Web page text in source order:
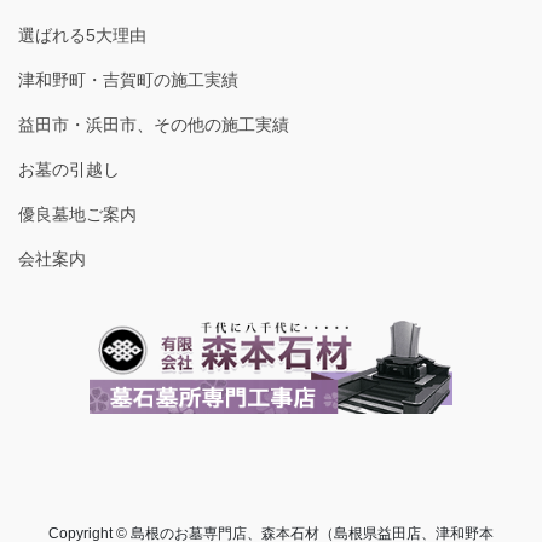
選ばれる5大理由
津和野町・吉賀町の施工実績
益田市・浜田市、その他の施工実績
お墓の引越し
優良墓地ご案内
会社案内
Copyright © 島根のお墓専門店、森本石材（島根県益田店、津和野本